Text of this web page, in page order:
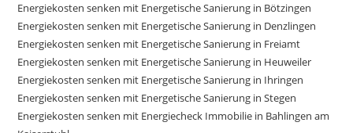
Energiekosten senken mit Energetische Sanierung in Bötzingen
Energiekosten senken mit Energetische Sanierung in Denzlingen
Energiekosten senken mit Energetische Sanierung in Freiamt
Energiekosten senken mit Energetische Sanierung in Heuweiler
Energiekosten senken mit Energetische Sanierung in Ihringen
Energiekosten senken mit Energetische Sanierung in Stegen
Energiekosten senken mit Energiecheck Immobilie in Bahlingen am